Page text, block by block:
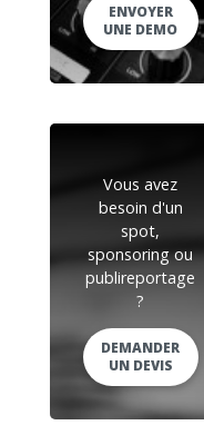
ENVOYER
UNE DEMO
Vous avez
besoin d'un
spot,
sponsoring ou
publireportage
?
DEMANDER
UN DEVIS